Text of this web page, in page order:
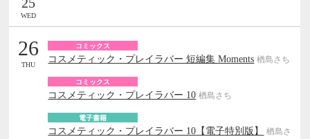
WED
26
THU
コミックス
コスメティック・プレイラバー 短編集 Moments 楢島さち
コミックス
コスメティック・プレイラバー 10 楢島さち
電子書籍
コスメティック・プレイラバー 10【電子特別版】
楢島さ